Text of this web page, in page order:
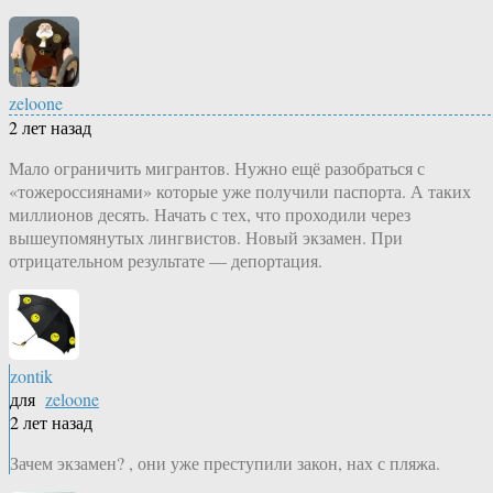
zeloone
2 лет назад
Мало ограничить мигрантов. Нужно ещё разобраться с
«тожероссиянами» которые уже получили паспорта. А таких
миллионов десять. Начать с тех, что проходили через
вышеупомянутых лингвистов. Новый экзамен. При
отрицательном результате — депортация.
zontik
для zeloone
2 лет назад
Зачем экзамен? , они уже преступили закон, нах с пляжа.